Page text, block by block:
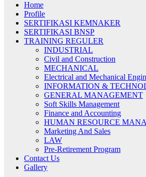
Home
Profile
SERTIFIKASI KEMNAKER
SERTIFIKASI BNSP
TRAINING REGULER
INDUSTRIAL
Civil and Construction
MECHANICAL
Electrical and Mechanical
INFORMATION &
GENERAL MANAGEMENT
Soft Skills Management
Finance and Accounting
HUMAN RESOURCE
Marketing And Sales
LAW
Pre-Retirement Program
Contact Us
Gallery